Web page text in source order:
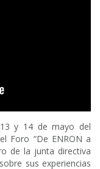
13 y 14 de mayo del
Foro “De ENRON a
de la junta directiva
sus experiencias